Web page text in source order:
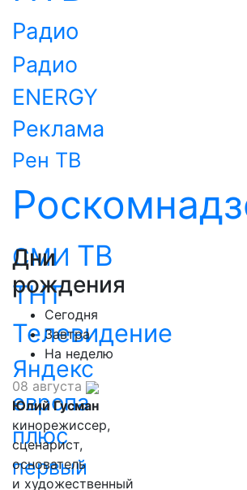
Радио
Радио
ENERGY
Реклама
Рен ТВ
СМИ ТВ
ТНТ
Телевидение
Яндекс
европа
плюс
первый
Дни
рождения
Сегодня
Завтра
На неделю
08 августа
Юлий Гусман
кинорежиссер,
сценарист,
основатель
и художественный